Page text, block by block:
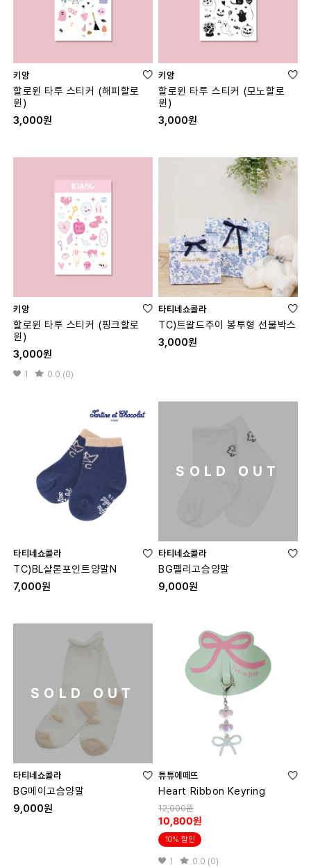
키앙
할로윈 타투 스티커 (해피할로
윈)
3,000원
키앙
할로윈 타투 스티커 (모노할로
윈)
3,000원
키앙
할로윈 타투 스티커 (핑크할로
윈)
3,000원
1 0.0 (0)
타티네쇼콜라
TC)트왈드주이 봉투형 선물박스
3,000원
타티네쇼콜라
TC)BL샬론포인트양말N
7,000원
SOLD OUT
타티네쇼콜라
BG펠리고슴양말
9,000원
SOLD OUT
타티네쇼콜라
BG메이고슴양말
9,000원
튜튜에떼뜨
Heart Ribbon Keyring
12,000원
10,800원
10% 할인
1 0.0 (0)